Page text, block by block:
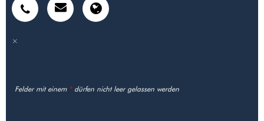
Felder mit einem *dürfen nicht leer gelassen werden